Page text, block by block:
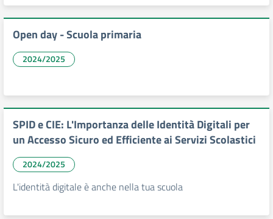
Open day - Scuola primaria
2024/2025
SPID e CIE: L'Importanza delle Identità Digitali per
un Accesso Sicuro ed Efficiente ai Servizi Scolastici
2024/2025
L'identità digitale è anche nella tua scuola